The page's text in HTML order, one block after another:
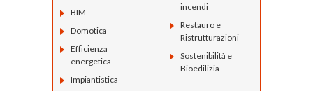
BIM
Domotica
Efficienza
energetica
Impiantistica
incendi
Restauro e
Ristrutturazioni
Sostenibilità e
Bioedilizia